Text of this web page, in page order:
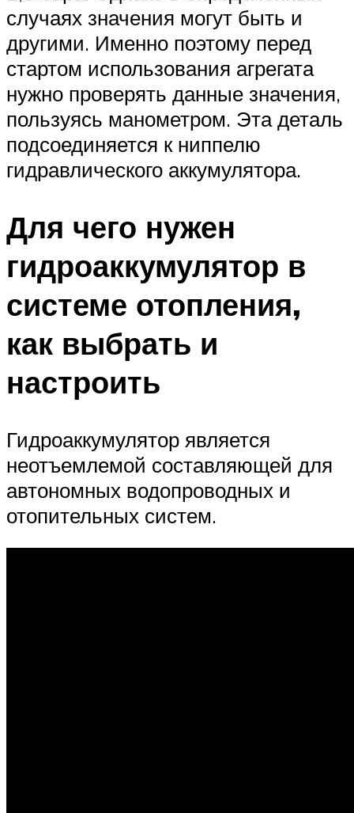
случаях значения могут быть и
другими. Именно поэтому перед
стартом использования агрегата
нужно проверять данные значения,
пользуясь манометром. Эта деталь
подсоединяется к ниппелю
гидравлического аккумулятора.
Для чего нужен
гидроаккумулятор в
системе отопления,
как выбрать и
настроить
Гидроаккумулятор является
неотъемлемой составляющей для
автономных водопроводных и
отопительных систем.